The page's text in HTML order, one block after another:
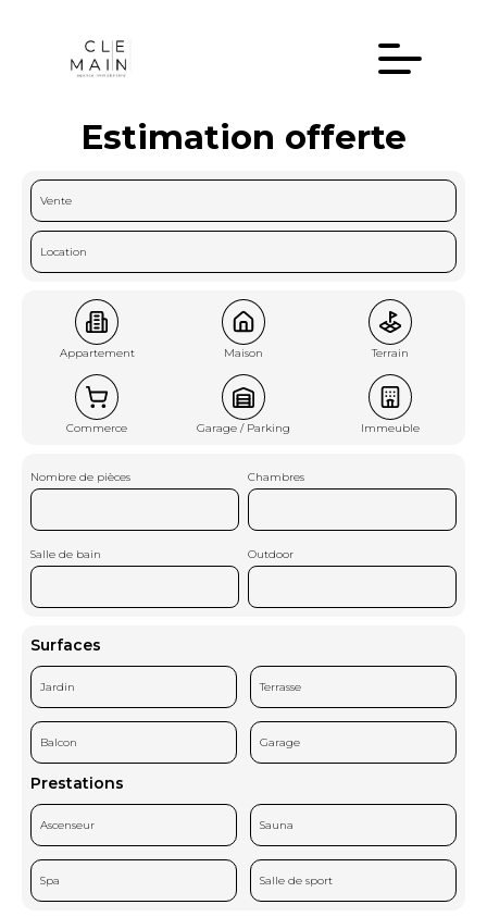
Estimation offerte
Vente
Location
Appartement Maison Terrain
Commerce Garage / Parking Immeuble
Nombre de pièces Chambres
Salle de bain Outdoor
Surfaces
Jardin Terrasse
Balcon Garage
Prestations
Ascenseur Sauna
Spa Salle de sport